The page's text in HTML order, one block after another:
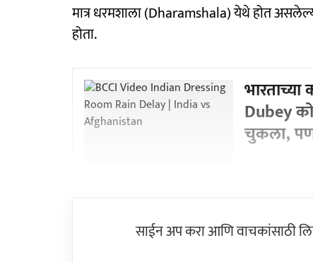
मात्र धरमशाला (Dharamshala) येथे होत
होता.
Dubey
चुकला, पण
साईन अप करा आणि वाचकांसाठी